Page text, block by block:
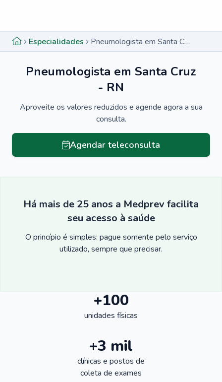
Especialidades Pneumologista em Santa Cruz - RN
Pneumologista em Santa Cruz
- RN
Aproveite os valores reduzidos e agende agora a sua
consulta.
Agendar teleconsulta
Há mais de 25 anos a Medprev facilita
seu acesso à saúde
O princípio é simples: pague somente pelo serviço
utilizado, sempre que precisar.
+100
unidades físicas
+3 mil
clínicas e postos de
coleta de exames